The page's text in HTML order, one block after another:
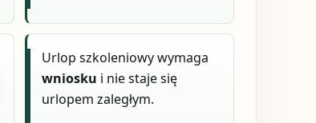
Urlop szkoleniowy wymaga
wniosku i nie staje się
urlopem zaległym.